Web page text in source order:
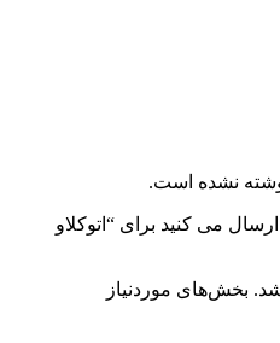
نشده است.
می کنید برای “اتوکلاو
بخش‌های موردنیاز